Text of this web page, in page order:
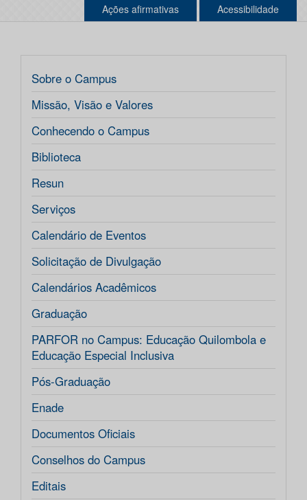
Ações afirmativas Acessibilidade
Sobre o Campus
Missão, Visão e Valores
Conhecendo o Campus
Biblioteca
Resun
Serviços
Calendário de Eventos
Solicitação de Divulgação
Calendários Acadêmicos
Graduação
PARFOR no Campus: Educação Quilombola e
Educação Especial Inclusiva
Pós-Graduação
Enade
Documentos Oficiais
Conselhos do Campus
Editais